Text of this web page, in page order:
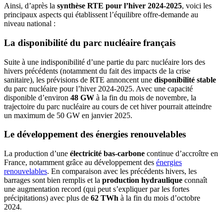
Ainsi, d’après la synthèse RTE pour l’hiver 2024-2025, voici les
principaux aspects qui établissent l’équilibre offre-demande au
niveau national :
La disponibilité du parc nucléaire français
Suite à une indisponibilité d’une partie du parc nucléaire lors des
hivers précédents (notamment du fait des impacts de la crise
sanitaire), les prévisions de RTE annoncent une disponibilité stable
du parc nucléaire pour l’hiver 2024-2025. Avec une capacité
disponible d’environ 48 GW à la fin du mois de novembre, la
trajectoire du parc nucléaire au cours de cet hiver pourrait atteindre
un maximum de 50 GW en janvier 2025.
Le développement des énergies renouvelables
La production d’une électricité bas-carbone continue d’accroître en
France, notamment grâce au développement des énergies
renouvelables. En comparaison avec les précédents hivers, les
barrages sont bien remplis et la production hydraulique connaît
une augmentation record (qui peut s’expliquer par les fortes
précipitations) avec plus de 62 TWh à la fin du mois d’octobre
2024.